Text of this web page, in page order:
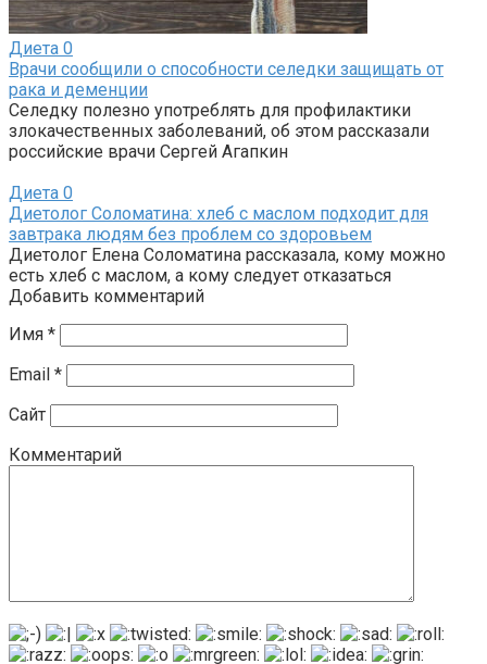
Диета 0
Врачи сообщили о способности селедки защищать от
рака и деменции
Селедку полезно употреблять для профилактики
злокачественных заболеваний, об этом рассказали
российские врачи Сергей Агапкин
Диета 0
Диетолог Соломатина: хлеб с маслом подходит для
завтрака людям без проблем со здоровьем
Диетолог Елена Соломатина рассказала, кому можно
есть хлеб с маслом, а кому следует отказаться
Добавить комментарий
Имя *
Email *
Сайт
Комментарий